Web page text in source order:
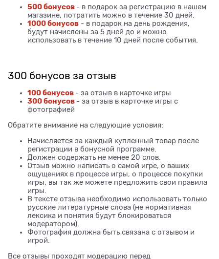
500 бонусов - в подарок за регистрацию в нашем
магазине, потратить можно в течение 30 дней.
1000 бонусов - в подарок на день рождения,
будут начислены за 5 дней до и можно
использовать в течение 10 дней после события.
300 бонусов за отзыв
100 бонусов - за отзыв в карточке игры
300 бонусов - за отзыв в карточке игры с
фотографией
Обратите внимание на следующие условия:
Начисляется за каждый купленный товар после
регистрации в бонусной программе.
Должен содержать не менее 20 слов.
Отзыв можно написать о самой игре, о ваших
ощущениях в процессе игры, о процессе покупки
игры, вы так же можете предложить свои правила
игры.
В тексте отзыва необходимо использовать только
русские литературные слова (не нормативная
лексика и понятия будут блокироваться
модератором).
Фотография должна быть связана с отзывом и
игрой.
Все отзывы проходят модерацию перед